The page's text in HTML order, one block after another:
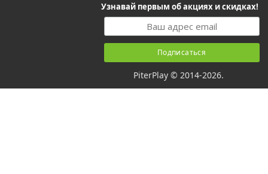
Узнавай первым об акциях и скидках!
PiterPlay © 2014-2026.